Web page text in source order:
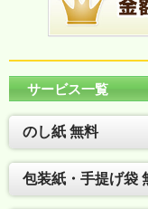
サービス一覧
のし紙 無料
包装紙・手提げ袋